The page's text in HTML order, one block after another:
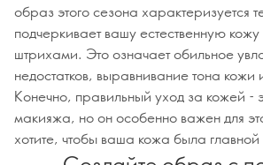
образ этого сезона характеризуется
подчеркивает вашу естественную кожу
штрихами. Это означает обильное
недостатков, выравнивание тона кожи
Конечно, правильный уход за кожей -
макияжа, но он особенно важен для
хотите, чтобы ваша кожа была